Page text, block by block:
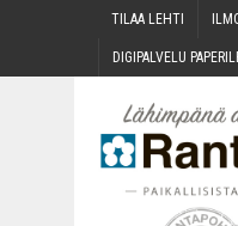
TILAA LEH­TI
DIGI­PAL­VE­LU